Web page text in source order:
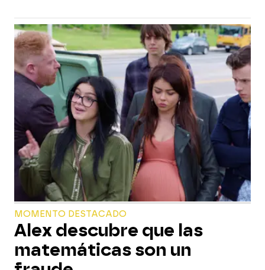
MOMENTO DESTACADO
Alex descubre que las
matemáticas son un